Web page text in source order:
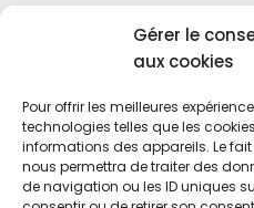
Gérer le
aux cookies
Pour offrir les meilleures
technologies telles que les
informations des appareils. Le
nous permettra de traiter des
de navigation ou les ID uniques
Axeme RH est un
spécialisé dans le
Medical Device, du
des